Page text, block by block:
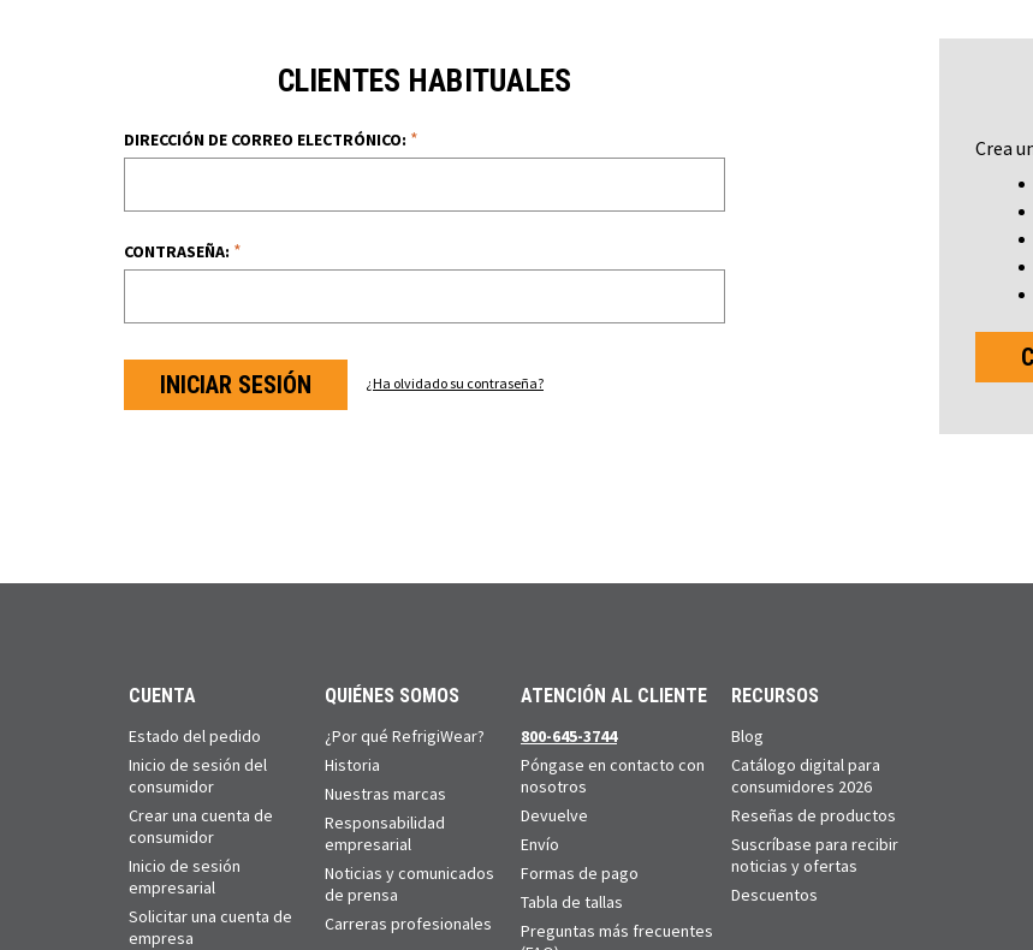
CLIENTES HABITUALES
DIRECCIÓN DE CORREO ELECTRÓNICO: *
CONTRASEÑA: *
¿Ha olvidado su contraseña?
Crea
CUENTA
Estado del pedido
Inicio de sesión del
consumidor
Crear una cuenta de
consumidor
Inicio de sesión
empresarial
Solicitar una cuenta de
empresa
QUIÉNES SOMOS
¿Por qué RefrigiWear?
Historia
Nuestras marcas
Responsabilidad
empresarial
Noticias y comunicados
de prensa
Carreras profesionales
ATENCIÓN AL CLIENTE
800-645-3744
Póngase en contacto con
nosotros
Devuelve
Envío
Formas de pago
Tabla de tallas
Preguntas más frecuentes
RECURSOS
Blog
Catálogo digital para
consumidores 2026
Reseñas de productos
Suscríbase para recibir
noticias y ofertas
Descuentos